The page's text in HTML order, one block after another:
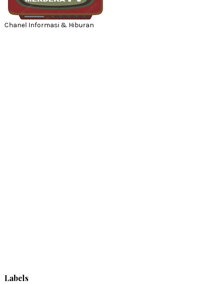
Chanel Informasi & Hiburan
Labels